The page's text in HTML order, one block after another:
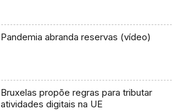
Pandemia abranda reservas (vídeo)
Bruxelas propõe regras para tributar
atividades digitais na UE